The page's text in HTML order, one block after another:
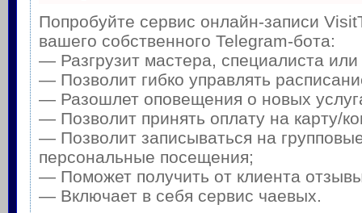
Попробуйте сервис онлайн-записи
вашего собственного Telegram-бота:
— Разгрузит мастера, специалиста
— Позволит гибко управлять
— Разошлет оповещения о новых
— Позволит принять оплату на карту/
— Позволит записываться на
персональные посещения;
— Поможет получить от клиента
— Включает в себя сервис чаевых.